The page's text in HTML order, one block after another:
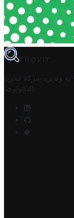
TROVIT
وتديره
شركة مخزن
التكنولوجيا